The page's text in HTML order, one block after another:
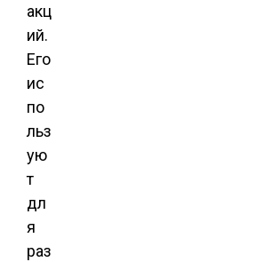
акц
ий.
Его
ис
по
льз
ую
т
дл
я
раз